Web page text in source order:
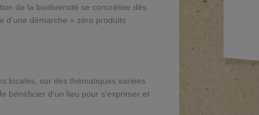
de la biodiversité se concrétise dès
d’une démarche « zéro produits
locales, sur des thématiques variées
d’un lieu pour s’exprimer et